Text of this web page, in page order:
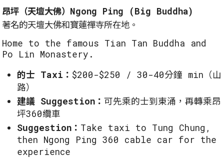
昂坪（天壇大佛）Ngong Ping (Big Buddha)
著名的天壇大佛和寶蓮禪寺所在地。
Home to the famous Tian Tan Buddha and
Po Lin Monastery.
的士 Taxi： $200-$250 / 30-40分鐘 min（山
路）
建議 Suggestion：可先乘的士到東涌，再轉乘昂
坪360纜車
Suggestion： Take taxi to Tung Chung,
then Ngong Ping 360 cable car for the
experience